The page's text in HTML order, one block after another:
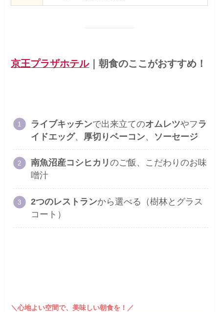
京王プラザホテル｜朝食のここがおすすめ！
ライブキッチンで出来立てのオムレツやフ ラ
イドエッグ、 厚切りベーコン、 ソーセージ
南魚沼産コシヒカリ のご飯、こだわりのお味
噌汁
2つのレストランから選べる（樹林とグラス
コート）
＼心地よい空間で、美味しい朝食を！／